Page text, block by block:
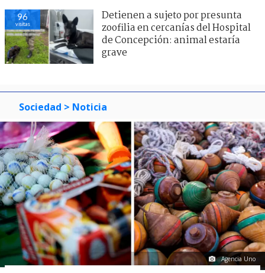
96
visitas
Detienen a sujeto por presunta
zoofilia en cercanías del Hospital
de Concepción: animal estaría
grave
Sociedad > Noticia
Agencia Uno